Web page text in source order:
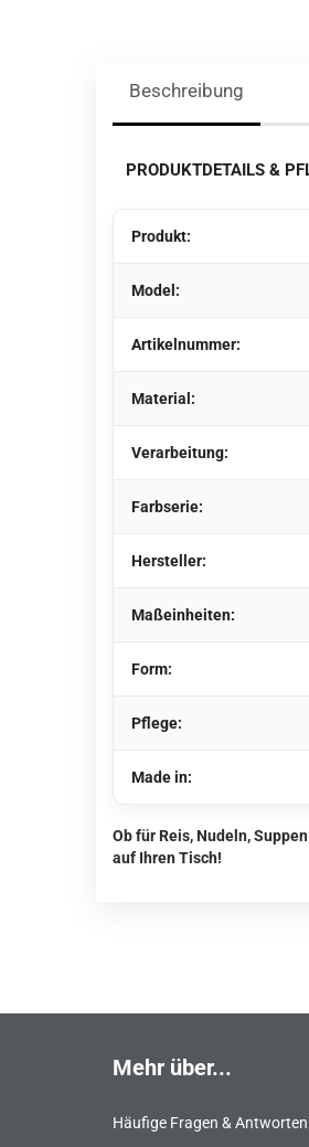
Beschreibung
PRODUKTDETAILS &
Produkt:
Model:
Artikelnummer:
Material:
Verarbeitung:
Farbserie:
Hersteller:
Maßeinheiten:
Form:
Pflege:
Made in:
Ob für Reis, Nudeln,
auf Ihren Tisch!
Mehr über...
Häufige Fragen & Antworten